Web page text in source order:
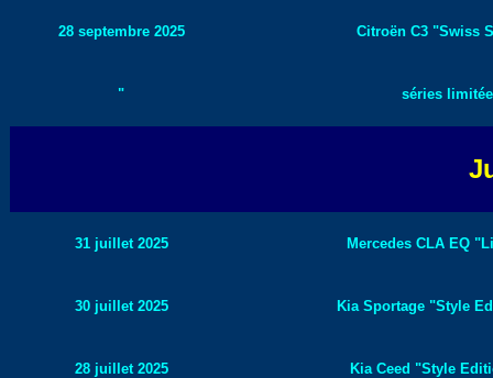
28 septembre 2025 Citroën C3 "Swiss
" séries
31 juillet 2025 Mercedes CLA EQ
30 juillet 2025 Kia Sportage "Style
28 juillet 2025 Kia Ceed "Style